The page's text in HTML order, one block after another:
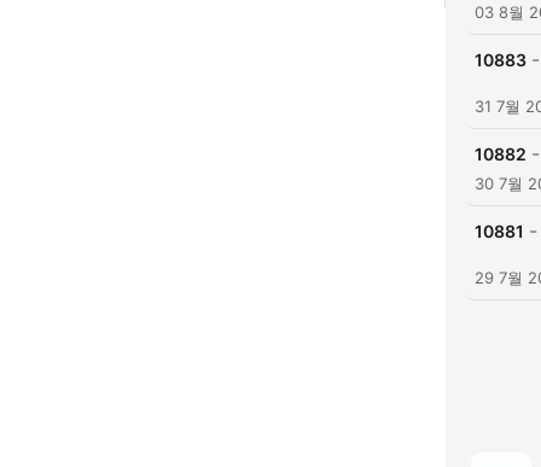
03 8월
10883 -
31 7월
10882 -
30 7월
10881 -
29 7월